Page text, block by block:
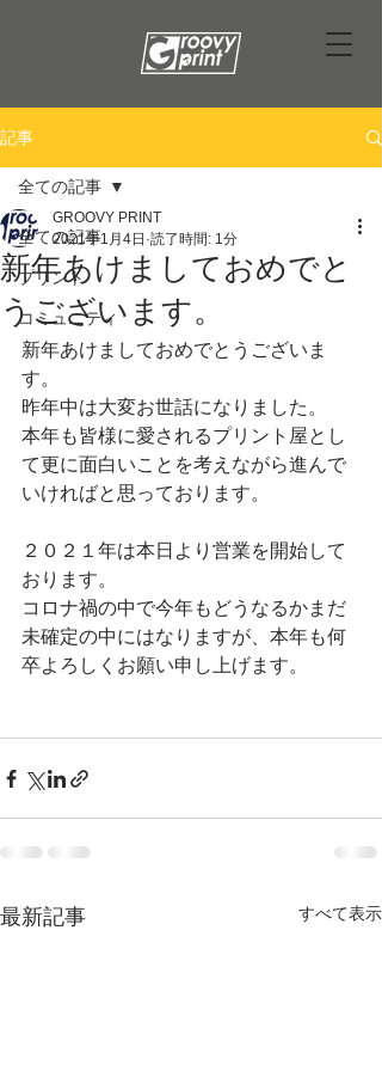
記事
全ての記事
プリント
コミュニティ
全ての記事
新年あけましておめでと
うございます。
GROOVY PRINT
2021年1月4日 読了時間: 1分
新年あけましておめでとうございま
す。
昨年中は大変お世話になりました。
本年も皆様に愛されるプリント屋とし
て更に面白いことを考えながら進んで
いければと思っております。
２０２１年は本日より営業を開始して
おります。
コロナ禍の中で今年もどうなるかまだ
未確定の中にはなりますが、本年も何
卒よろしくお願い申し上げます。
最新記事 すべて表示